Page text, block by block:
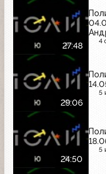
27:48
4
29:06
5
24:50
5